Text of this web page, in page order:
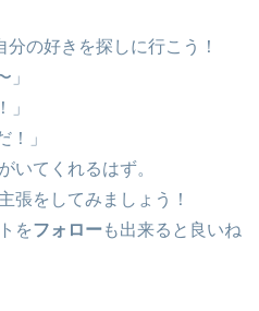
の好きを探しに行こう！
」
」
！」
いてくれるはず。
張をしてみましょう！
をフォローも出来ると良いね